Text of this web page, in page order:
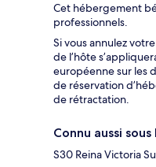
Cet hébergement
professionnels.
Si vous annulez
de l’hôte
européenne sur les
de réservation
de rétractation.
Connu aussi
S30 Reina Victoria